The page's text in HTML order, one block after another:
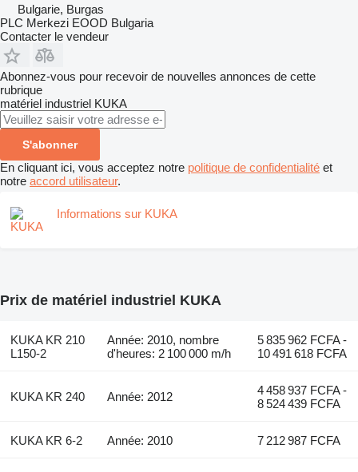
Bulgarie, Burgas
PLC Merkezi EOOD Bulgaria
Contacter le vendeur
Abonnez-vous pour recevoir de nouvelles annonces de cette
rubrique
matériel industriel KUKA
S'abonner
En cliquant ici, vous acceptez notre politique de confidentialité et
notre accord utilisateur.
Informations sur KUKA
Prix de matériel industriel KUKA
KUKA KR 210
L150-2
Année: 2010, nombre
d'heures: 2 100 000 m/h
5 835 962 FCFA -
10 491 618 FCFA
KUKA KR 240 Année: 2012
4 458 937 FCFA -
8 524 439 FCFA
KUKA KR 6-2 Année: 2010 7 212 987 FCFA